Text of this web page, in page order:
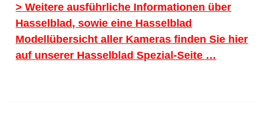
> Weitere ausführliche Informationen über
Hasselblad, sowie eine Hasselblad
Modellübersicht aller Kameras finden Sie hier
auf unserer Hasselblad Spezial-Seite …